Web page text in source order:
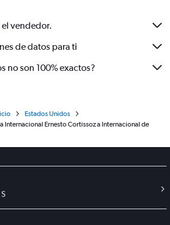
vendedor.
de datos para ti
no son 100% exactos?
Estados Unidos
Internacional Ernesto Cortissoz a Internacional de